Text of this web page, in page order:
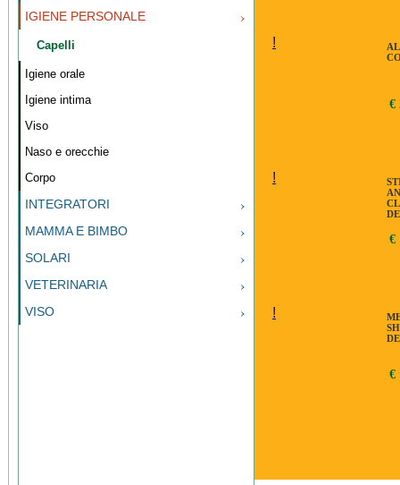
IGIENE PERSONALE
Capelli
Igiene orale
Igiene intima
Viso
Naso e orecchie
Corpo
INTEGRATORI
MAMMA E BIMBO
SOLARI
VETERINARIA
VISO
!
€
!
€
!
€